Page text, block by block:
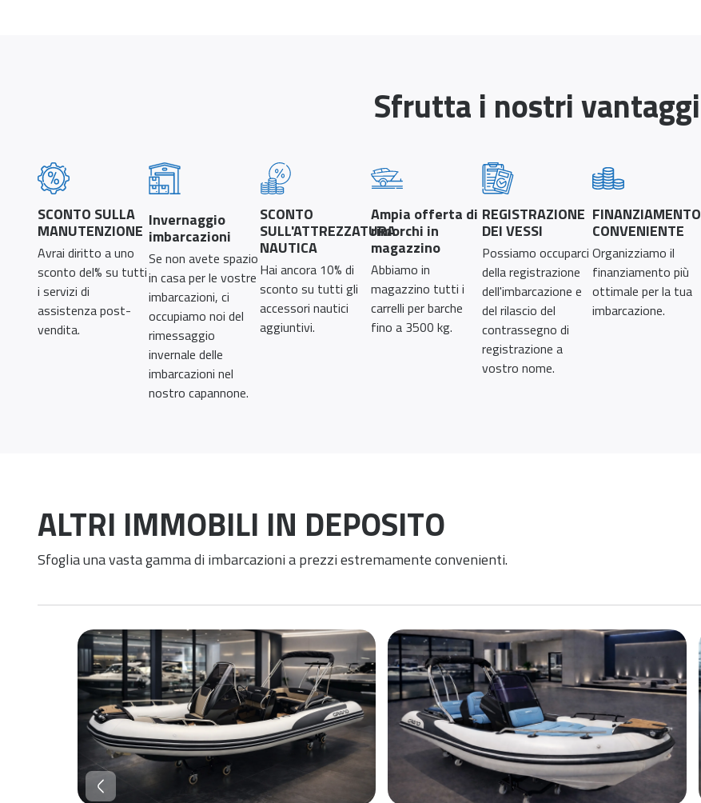
Sfrutta i nostri vantaggi
SCONTO SULLA
MANUTENZIONE
Avrai diritto a uno
sconto del% su tutti
i servizi di
assistenza post-
vendita.
Invernaggio
imbarcazioni
Se non avete spazio
in casa per le vostre
imbarcazioni, ci
occupiamo noi del
rimessaggio
invernale delle
imbarcazioni nel
nostro capannone.
SCONTO
SULL'ATTREZZATURA
NAUTICA
Hai ancora 10% di
sconto su tutti gli
accessori nautici
aggiuntivi.
Ampia offerta di
rimorchi in
magazzino
Abbiamo in
magazzino tutti i
carrelli per barche
fino a 3500 kg.
REGISTRAZIONE
DEI VESSI
Possiamo occuparci
della registrazione
dell'imbarcazione e
del rilascio del
contrassegno di
registrazione a
vostro nome.
FINANZIAMENTO
CONVENIENTE
Organizziamo il
finanziamento più
ottimale per la tua
imbarcazione.
ALTRI IMMOBILI IN DEPOSITO
Sfoglia una vasta gamma di imbarcazioni a prezzi estremamente convenienti.